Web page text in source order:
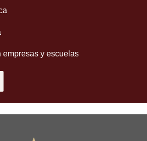
empresas y escuelas